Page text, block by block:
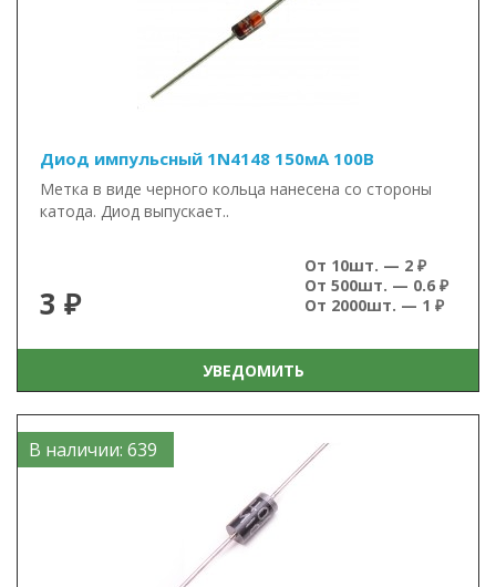
Диод импульсный 1N4148 150мА 100В
Метка в виде черного кольца нанесена со стороны
катода. Диод выпускает..
3 ₽
От 10шт. — 2 ₽
От 500шт. — 0.6 ₽
От 2000шт. — 1 ₽
УВЕДОМИТЬ
В наличии: 639